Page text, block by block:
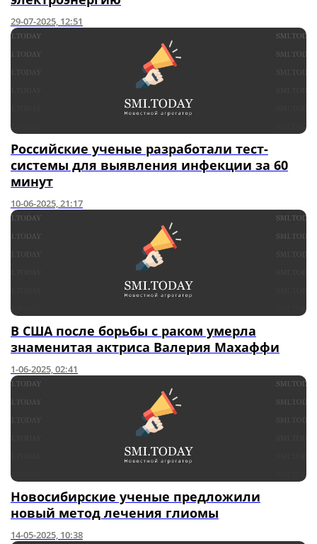
29-07-2025, 12:51
Российские ученые разработали тест-
системы для выявления инфекции за 60
минут
10-06-2025, 21:17
В США после борьбы с раком умерла
знаменитая актриса Валерия Махаффи
1-06-2025, 02:41
Новосибирские ученые предложили
новый метод лечения глиомы
14-05-2025, 10:38